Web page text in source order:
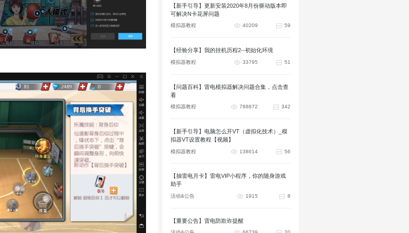
【新手引导】更新安装2020年8月份驱动版本即
可解决N卡花屏问题
模拟器教程 40209 59
【经验分享】我的挂机历程2--初始化环境
模拟器教程 33795 51
【问题百科】雷电模拟器解决问题合集，点击查
看
模拟器教程 788872 342
【新手引导】电脑怎么开VT（虚拟化技术）_模
拟器VT设置教程【视频】
模拟器教程 138614 56
【抽雷电月卡】雷电VIP小程序，你的随身游戏
助手
活动&公告 1915 8
【重要公告】雷电防欺诈提醒